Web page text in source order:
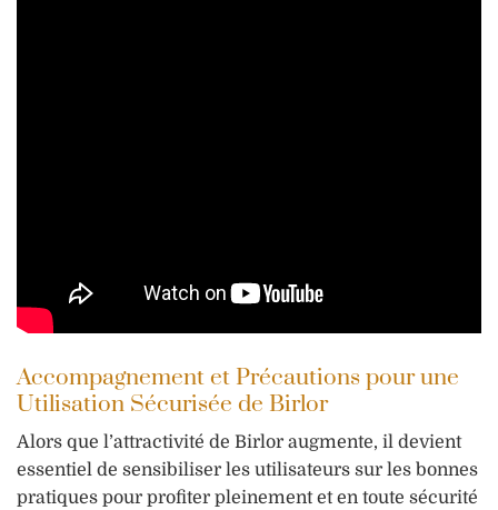
Accompagnement et Précautions pour une
Utilisation Sécurisée de Birlor
Alors que l’attractivité de Birlor augmente, il devient
essentiel de sensibiliser les utilisateurs sur les bonnes
pratiques pour profiter pleinement et en toute sécurité